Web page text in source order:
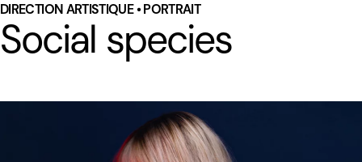
DIRECTION ARTISTIQUE • PORTRAIT
Social species